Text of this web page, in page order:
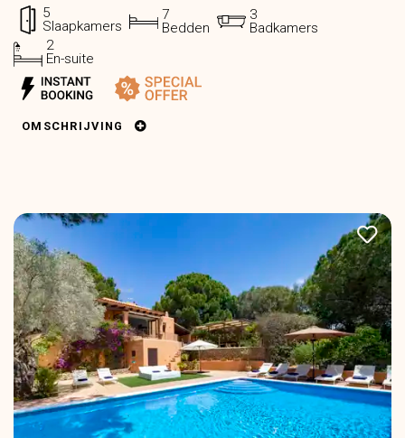
5
Slaapkamers
7
Bedden
3
Badkamers
2
En-suite
OMSCHRIJVING